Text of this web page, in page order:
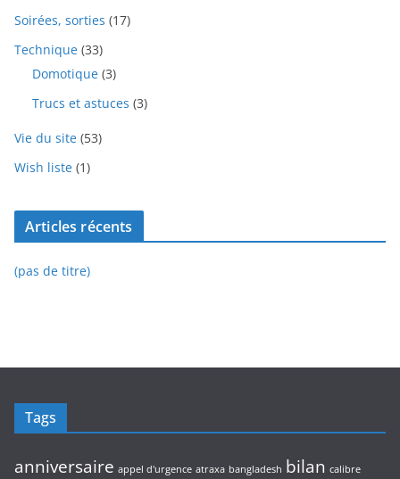
Soirées, sorties (17)
Technique (33)
Domotique (3)
Trucs et astuces (3)
Vie du site (53)
Wish liste (1)
Articles récents
(pas de titre)
Tags
anniversaire appel d'urgence atraxa bangladesh bilan calibre